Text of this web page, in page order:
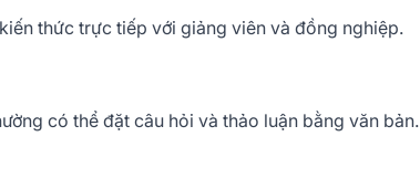
thức trực tiếp với giảng viên và đồng nghiệp.
có thể đặt câu hỏi và thảo luận bằng văn bản.